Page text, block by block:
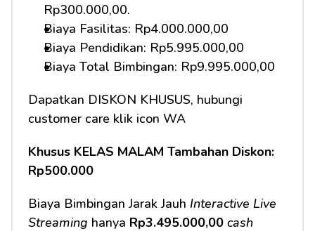
Rp300.000,00.
Biaya Fasilitas: Rp4.000.000,00
Biaya Pendidikan: Rp5.995.000,00
Biaya Total Bimbingan: Rp9.995.000,00
Dapatkan DISKON KHUSUS, hubungi
customer care klik icon WA
Khusus KELAS MALAM Tambahan Diskon:
Rp500.000
Biaya Bimbingan Jarak Jauh Interactive Live
Streaming hanya Rp3.495.000,00 cash